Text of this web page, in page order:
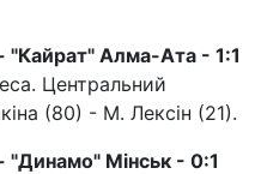
"Кайрат" Алма-Ата - 1:1
Центральний
(80) - М. Лексін (21).
"Динамо" Мінськ - 0:1